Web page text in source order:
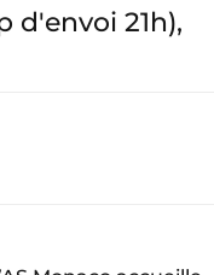
d'envoi 21h),